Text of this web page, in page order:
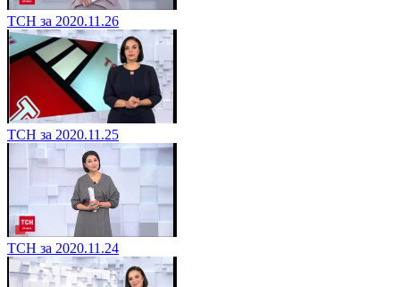
ТСН за 2020.11.26
ТСН за 2020.11.25
ТСН за 2020.11.24